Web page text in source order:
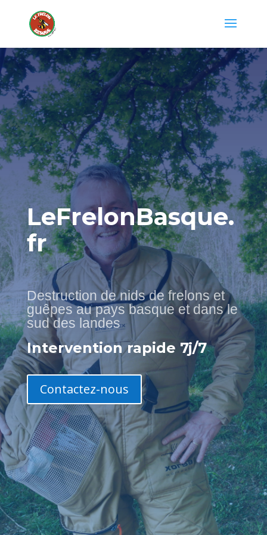
LeFrelonBasque.
fr
Destruction de nids de frelons et
guêpes au pays basque et dans le
sud des landes
Intervention rapide 7j/7
Contactez-nous